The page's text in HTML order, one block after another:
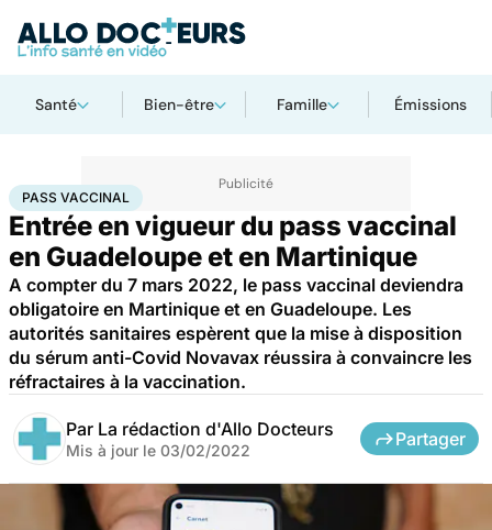
Santé Bien-être Famille Émissions
AccueilSantéPass vaccinal
PASS VACCINAL
Entrée en vigueur du pass vaccinal
en Guadeloupe et en Martinique
A compter du 7 mars 2022, le pass vaccinal deviendra
obligatoire en Martinique et en Guadeloupe. Les
autorités sanitaires espèrent que la mise à disposition
du sérum anti-Covid Novavax réussira à convaincre les
réfractaires à la vaccination.
Par La rédaction d'Allo Docteurs
Mis à jour le 03/02/2022
Partager